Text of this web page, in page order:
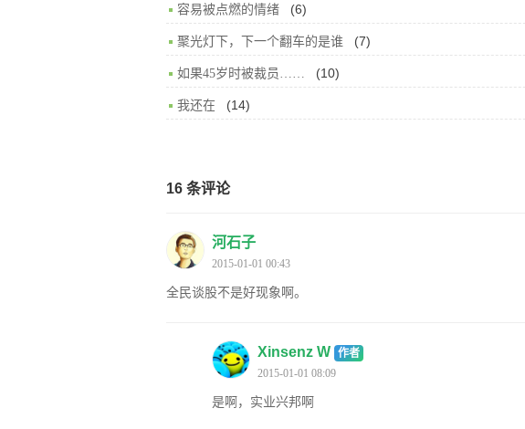
容易被点燃的情绪 (6)
聚光灯下，下一个翻车的是谁 (7)
如果45岁时被裁员…… (10)
我还在 (14)
16 条评论
河石子
2015-01-01 00:43
全民谈股不是好现象啊。
Xinsenz W 作者
2015-01-01 08:09
是啊，实业兴邦啊